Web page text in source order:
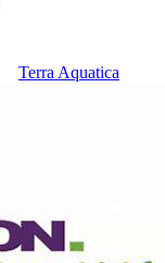
Terra Aquatica